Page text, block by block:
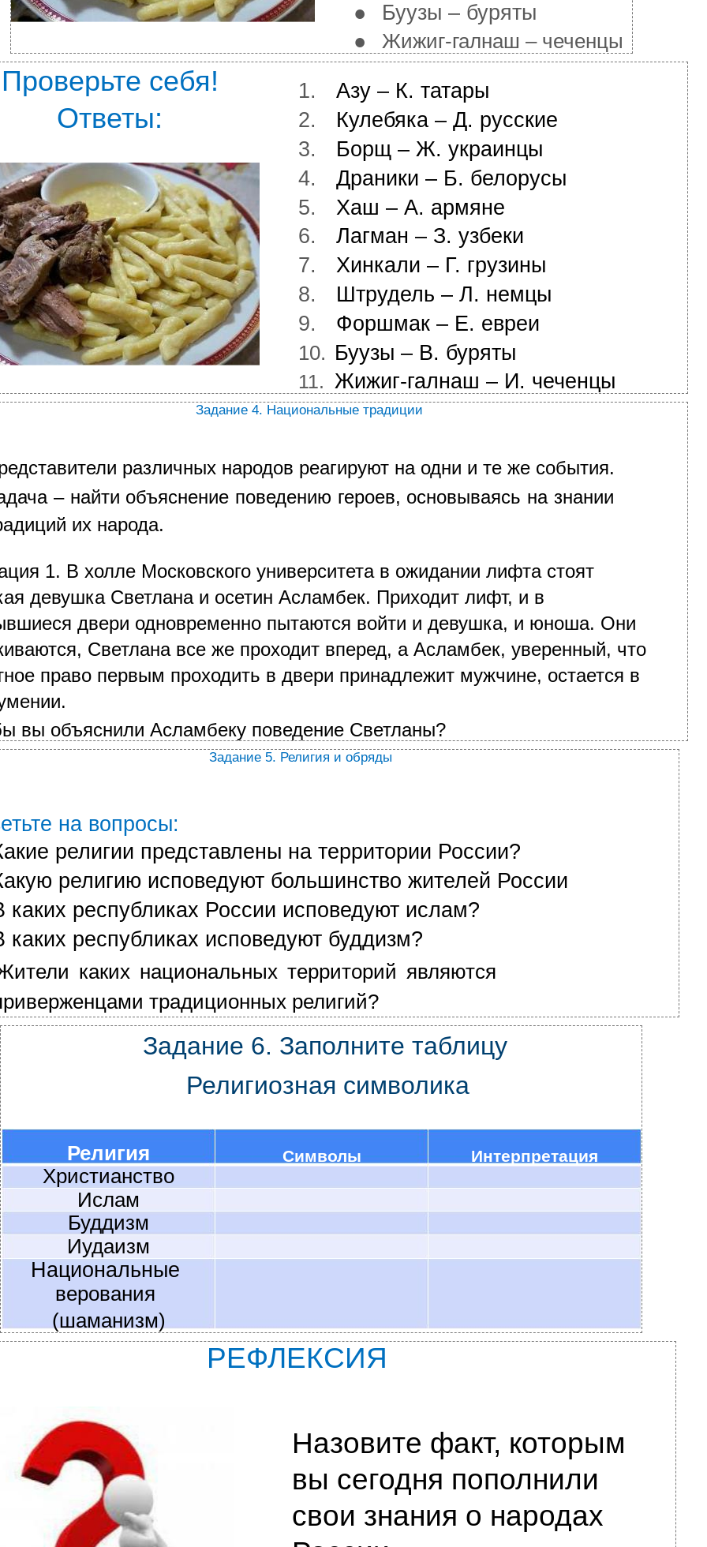
●
Буузы – буряты
●
Жижиг-галнаш – чеченцы
Проверьте себя!
Ответы:
1.
Азу – К. татары
2.
Кулебяка – Д. русские
3.
Борщ – Ж. украинцы
4.
Драники – Б. белорусы
5.
Хаш – А. армяне
6.
Лагман – З. узбеки
7.
Хинкали – Г. грузины
8.
Штрудель – Л. немцы
9.
Форшмак – Е. евреи
10. Буузы – В. буряты
11. Жижиг-галнаш – И. чеченцы
Задание 4. Национальные традиции
различных народов реагируют на одни и те же события.
– найти объяснение поведению героев, основываясь на знании
их народа.
1. В холле Московского университета в ожидании лифта стоят
девушка Светлана и осетин Асламбек. Приходит лифт, и в
двери одновременно пытаются войти и девушка, и юноша. Они
Светлана все же проходит вперед, а Асламбек, уверенный, что
право первым проходить в двери принадлежит мужчине, остается в
вы объяснили Асламбеку поведение Светланы?
Задание 5. Религия и обряды
на вопросы:
религии представлены на территории России?
религию исповедуют большинство жителей России
каких республиках России исповедуют ислам?
каких республиках исповедуют буддизм?
каких национальных территорий являются
традиционных религий?
Задание 6. Заполните таблицу
Религиозная символика
Религия Символы Интерпретация
Христианство
Ислам
Буддизм
Иудаизм
Национальные
верования
(шаманизм)
РЕФЛЕКСИЯ
Назовите факт, которым
вы сегодня пополнили
свои знания о народах